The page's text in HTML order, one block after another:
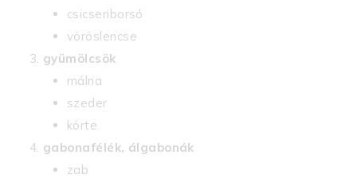
csicseriborsó
vöröslencse
gyümölcsök
málna
szeder
körte
gabonafélék, álgabonák
zab